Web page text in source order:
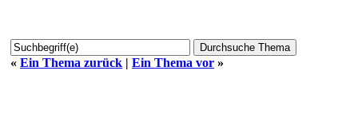
« Ein Thema zurück | Ein Thema vor »